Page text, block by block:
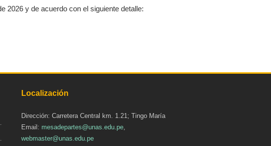
2026 y de acuerdo con el siguiente detalle:
Localización
Dirección: Carretera Central km. 1.21; Tingo María
Email: mesadepartes@unas.edu.pe,
webmaster@unas.edu.pe